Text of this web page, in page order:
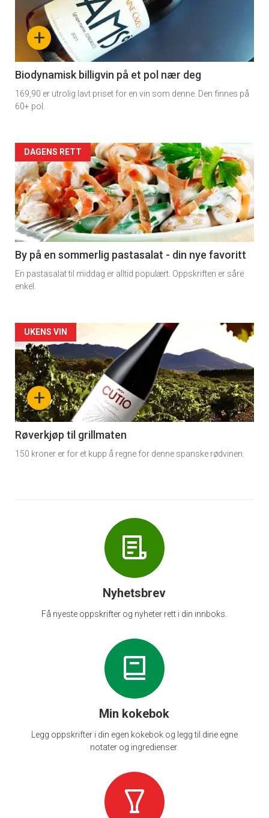
nå
4
+
Biodynamisk billigvin på et pol nær deg
169,90 er utrolig lavt priset for en vin som denne. Den finnes på
60+ pol.
Forsiden
akkurat
nå
-
5
DAGENS RETT
By på en sommerlig pastasalat - din nye favoritt
En pastasalat til middag er alltid populært. Oppskriften er såre
enkel.
Forsiden
akkurat
nå
-
6
+
UKENS VIN
Røverkjøp til grillmaten
150 kroner er for et kupp å regne for denne spanske rødvinen.
Nyhetsbrev
Få nyeste oppskrifter og nyheter rett i din innboks.
Min kokebok
Legg oppskrifter i din egen kokebok og legg til dine egne
notater og ingredienser.